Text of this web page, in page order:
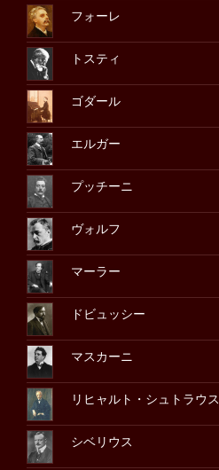
フォーレ
トスティ
ゴダール
エルガー
プッチーニ
ヴォルフ
マーラー
ドビュッシー
マスカーニ
リヒャルト・シュトラウス
シベリウス